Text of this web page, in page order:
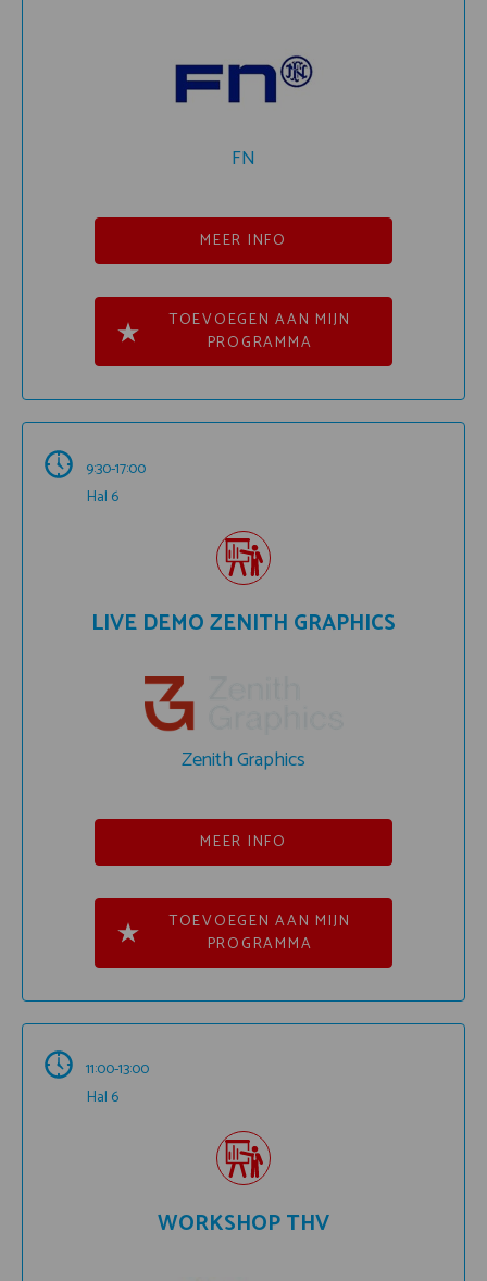
FN
MEER INFO
TOEVOEGEN AAN MIJN
PROGRAMMA
9:30-17:00
Hal 6
LIVE DEMO ZENITH GRAPHICS
Zenith Graphics
MEER INFO
TOEVOEGEN AAN MIJN
PROGRAMMA
11:00-13:00
Hal 6
WORKSHOP THV